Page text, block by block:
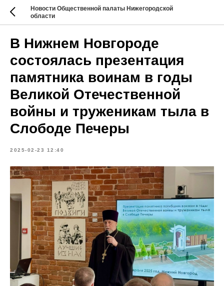
Новости Общественной палаты Нижегородской
области
В Нижнем Новгороде
состоялась презентация
памятника воинам в годы
Великой Отечественной
войны и труженикам тыла в
Слободе Печеры
2025-02-23 12:40